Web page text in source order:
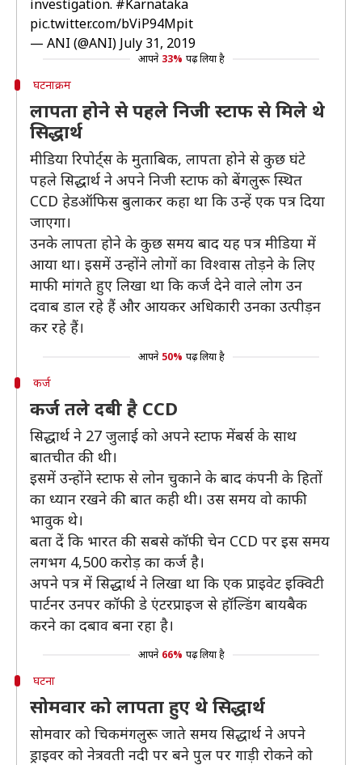
investigation. #Karnataka
pic.twitter.com/bViP94Mpit
— ANI (@ANI) July 31, 2019
आपने 33% पढ़ लिया है
घटनाक्रम
लापता होने से पहले निजी स्टाफ से मिले थे
सिद्धार्थ
मीडिया रिपोर्ट्स के मुताबिक, लापता होने से कुछ घंटे
पहले सिद्धार्थ ने अपने निजी स्टाफ को बेंगलुरू स्थित
CCD हेडऑफिस बुलाकर कहा था कि उन्हें एक पत्र दिया
जाएगा।
उनके लापता होने के कुछ समय बाद यह पत्र मीडिया में
आया था। इसमें उन्होंने लोगों का विश्वास तोड़ने के लिए
माफी मांगते हुए लिखा था कि कर्ज देने वाले लोग उन
दवाब डाल रहे हैं और आयकर अधिकारी उनका उत्पीड़न
कर रहे हैं।
आपने 50% पढ़ लिया है
कर्ज
कर्ज तले दबी है CCD
सिद्धार्थ ने 27 जुलाई को अपने स्टाफ मेंबर्स के साथ
बातचीत की थी।
इसमें उन्होंने स्टाफ से लोन चुकाने के बाद कंपनी के हितों
का ध्यान रखने की बात कही थी। उस समय वो काफी
भावुक थे।
बता दें कि भारत की सबसे कॉफी चेन CCD पर इस समय
लगभग 4,500 करोड़ का कर्ज है।
अपने पत्र में सिद्धार्थ ने लिखा था कि एक प्राइवेट इक्विटी
पार्टनर उनपर कॉफी डे एंटरप्राइज से हॉल्डिंग बायबैक
करने का दबाव बना रहा है।
आपने 66% पढ़ लिया है
घटना
सोमवार को लापता हुए थे सिद्धार्थ
सोमवार को चिकमंगलुरू जाते समय सिद्धार्थ ने अपने
ड्राइवर को नेत्रवती नदी पर बने पुल पर गाड़ी रोकने को